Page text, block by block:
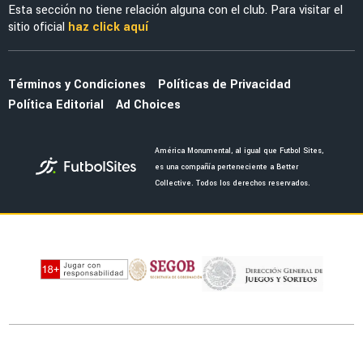
Esta sección no tiene relación alguna con el club. Para visitar el
sitio oficial haz click aquí
Términos y Condiciones
Políticas de Privacidad
Política Editorial
Ad Choices
América Monumental, al igual que Futbol Sites,
es una compañía perteneciente a Better
Collective. Todos los derechos reservados.